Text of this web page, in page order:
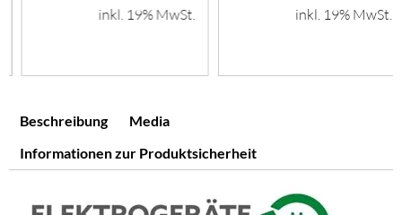
inkl. 19% MwSt. inkl. 19% MwSt.
Beschreibung
Media
Informationen zur Produktsicherheit